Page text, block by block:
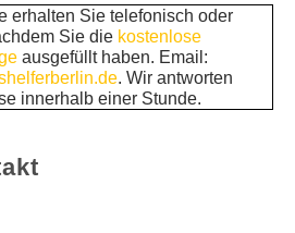
erhalten Sie telefonisch oder
Sie die kostenlose
ausgefüllt haben. Email:
. Wir antworten
innerhalb einer Stunde.